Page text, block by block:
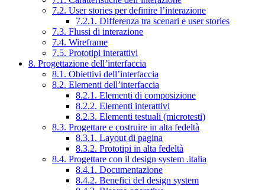
7.2. User stories per definire l’interazione
7.2.1. Differenza tra scenari e user stories
7.3. Flussi di interazione
7.4. Wireframe
7.5. Prototipi interattivi
8. Progettazione dell’interfaccia
8.1. Obiettivi dell’interfaccia
8.2. Elementi dell’interfaccia
8.2.1. Elementi di composizione
8.2.2. Elementi interattivi
8.2.3. Elementi testuali (microtesti)
8.3. Progettare e costruire in alta fedeltà
8.3.1. Layout di pagina
8.3.2. Prototipi in alta fedeltà
8.4. Progettare con il design system .italia
8.4.1. Documentazione
8.4.2. Benefici del design system